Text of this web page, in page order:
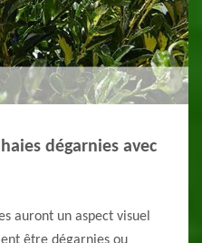
dégarnies avec
auront un aspect visuel